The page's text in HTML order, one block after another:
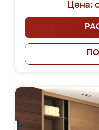
Цена: